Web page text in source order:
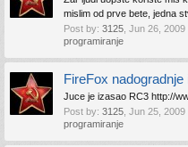
mislim od prve bete, jedna
Post by: 3125 Jun 26, 2009
programiranje
FireFox
Juce je izasao RC3 http://
Post by: 3125 Jun 25, 2009
programiranje